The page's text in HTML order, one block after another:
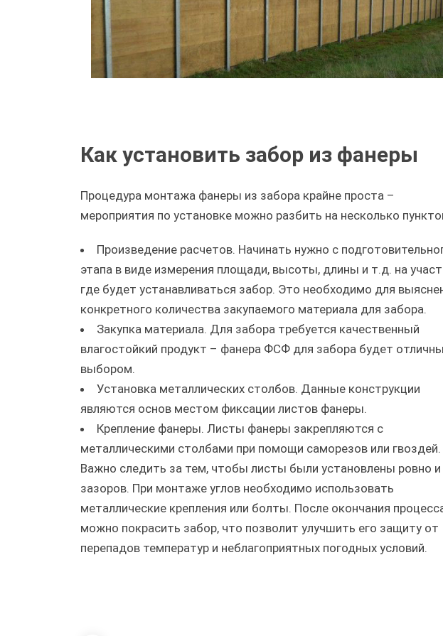
Как установить забор из фанеры
Процедура монтажа фанеры из забора крайне проста –
мероприятия по установке можно разбить на несколько
Произведение расчетов. Начинать нужно с
этапа в виде измерения площади, высоты, длины и т.д. на
где будет устанавливаться забор. Это необходимо для
конкретного количества закупаемого материала для забора.
Закупка материала. Для забора требуется качественный
влагостойкий продукт – фанера ФСФ для забора будет
выбором.
Установка металлических столбов. Данные конструкции
являются основ местом фиксации листов фанеры.
Крепление фанеры. Листы фанеры закрепляются с
металлическими столбами при помощи саморезов или гвоздей.
Важно следить за тем, чтобы листы были установлены ровно и
зазоров. При монтаже углов необходимо использовать
металлические крепления или болты. После окончания
можно покрасить забор, что позволит улучшить его защиту от
перепадов температур и неблагоприятных погодных условий.